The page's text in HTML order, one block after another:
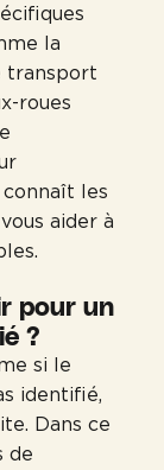
la
transport
roues
les
aider à
pour un
?
si le
identifié,
Dans ce
de